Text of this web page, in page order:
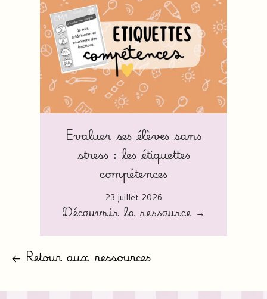
Evaluer ses élèves sans
stress : les étiquettes
compétences
23 juillet 2026
Découvrir la ressource →
← Retour aux ressources